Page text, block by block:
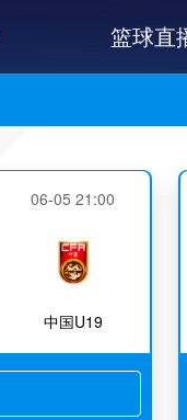
篮球直
06-05 21:00
中国U19